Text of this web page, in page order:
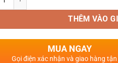
THÊM VÀO
MUA NGAY
Gọi điện xác nhận và giao hàng